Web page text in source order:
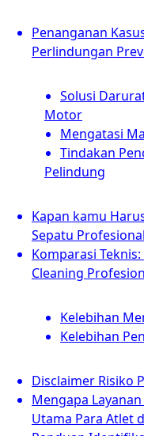
Penanganan
Perlindungan
Solusi
Motor
Mengatasi
Tindakan
Pelindung
Kapan kamu
Sepatu
Komparasi
Cleaning
Kelebihan
Kelebihan
Disclaimer Risiko
Mengapa
Utama Para Atlet